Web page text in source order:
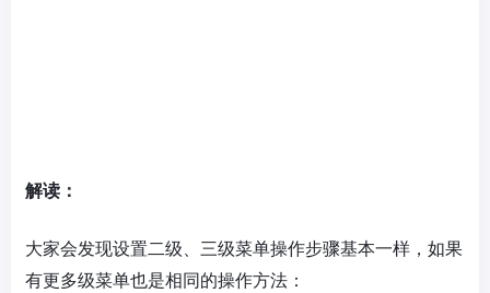
解读：
大家会发现设置二级、三级菜单操作步骤基本一样，如果
有更多级菜单也是相同的操作方法：